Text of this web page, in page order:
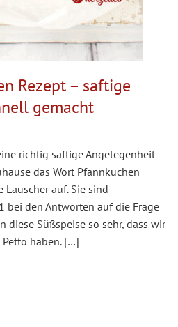
Rezept – saftige
gemacht
richtig saftige Angelegenheit
das Wort Pfannkuchen
auf. Sie sind
bei den Antworten auf die Frage
diese Süßspeise so sehr, dass wir
haben. […]